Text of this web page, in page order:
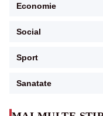
Economie
Social
Sport
Sanatate